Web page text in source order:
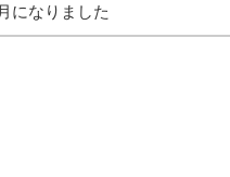
なりました